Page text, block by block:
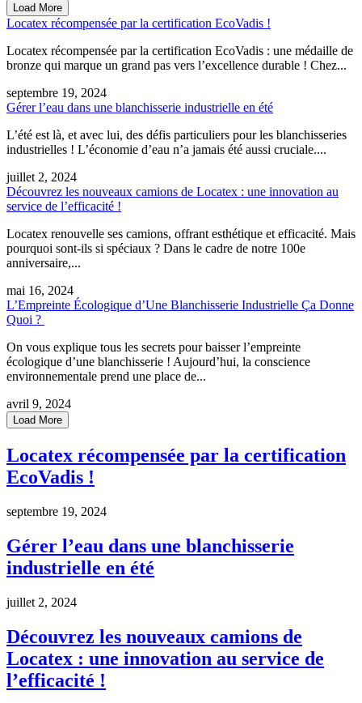
Load More
Locatex récompensée par la certification EcoVadis !
Locatex récompensée par la certification EcoVadis : une médaille de
bronze qui marque un grand pas vers l’excellence durable ! Chez...
septembre 19, 2024
Gérer l’eau dans une blanchisserie industrielle en été
L’été est là, et avec lui, des défis particuliers pour les blanchisseries
industrielles ! L’économie d’eau n’a jamais été aussi cruciale....
juillet 2, 2024
Découvrez les nouveaux camions de Locatex : une innovation au
service de l’efficacité !
Locatex renouvelle ses camions, offrant esthétique et efficacité. Mais
pourquoi sont-ils si spéciaux ? Dans le cadre de notre 100e
anniversaire,...
mai 16, 2024
L’Empreinte Écologique d’Une Blanchisserie Industrielle Ça Donne
Quoi ?
On vous explique tous les secrets pour baisser l’empreinte
écologique d’une blanchisserie ! Aujourd’hui, la conscience
environnementale prend une place de...
avril 9, 2024
Load More
Locatex récompensée par la certification
EcoVadis !
septembre 19, 2024
Gérer l’eau dans une blanchisserie
industrielle en été
juillet 2, 2024
Découvrez les nouveaux camions de
Locatex : une innovation au service de
l’efficacité !